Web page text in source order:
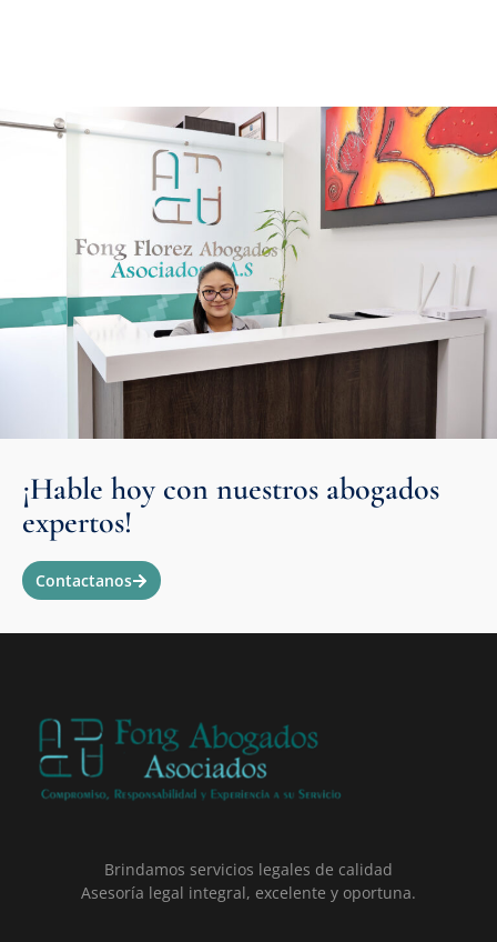
¡Hable hoy con nuestros abogados
expertos!
Contactanos
Brindamos servicios legales de calidad
Asesoría legal integral, excelente y oportuna.